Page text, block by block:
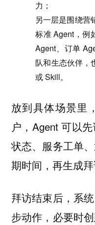
力；
另一层是围绕营
标准 Agent，例
Agent、订单
队和生态伙伴，
或 Skill。
放到具体场景里
户，Agent 可以
状态、服务工单
期时间，再生成拜
拜访结束后，系
步动作，必要时